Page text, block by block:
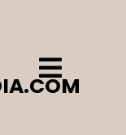
Open
Menu